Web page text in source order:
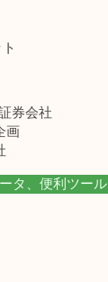
券会社
画
タ、便利ツール